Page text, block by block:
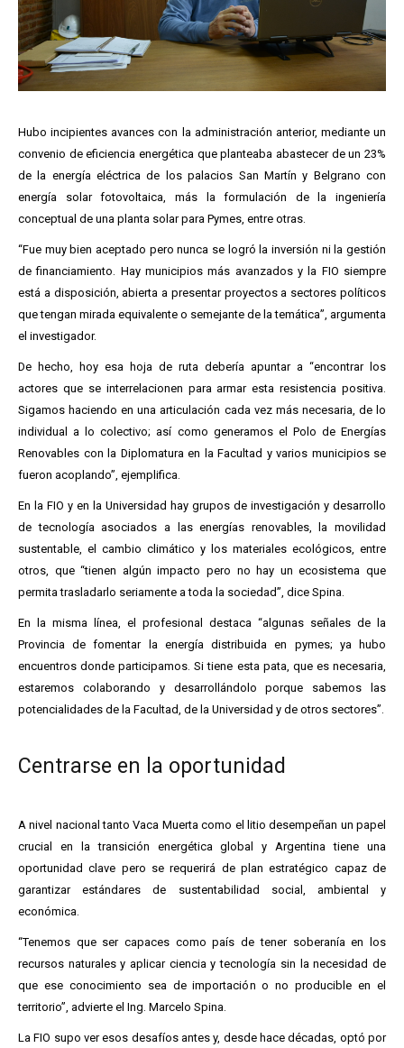
Hubo incipientes avances con la administración anterior, mediante un
convenio de eficiencia energética que planteaba abastecer de un 23%
de la energía eléctrica de los palacios San Martín y Belgrano con
energía solar fotovoltaica, más la formulación de la ingeniería
conceptual de una planta solar para Pymes, entre otras.
“Fue muy bien aceptado pero nunca se logró la inversión ni la gestión
de financiamiento. Hay municipios más avanzados y la FIO siempre
está a disposición, abierta a presentar proyectos a sectores políticos
que tengan mirada equivalente o semejante de la temática”, argumenta
el investigador.
De hecho, hoy esa hoja de ruta debería apuntar a “encontrar los
actores que se interrelacionen para armar esta resistencia positiva.
Sigamos haciendo en una articulación cada vez más necesaria, de lo
individual a lo colectivo; así como generamos el Polo de Energías
Renovables con la Diplomatura en la Facultad y varios municipios se
fueron acoplando”, ejemplifica.
En la FIO y en la Universidad hay grupos de investigación y desarrollo
de tecnología asociados a las energías renovables, la movilidad
sustentable, el cambio climático y los materiales ecológicos, entre
otros, que “tienen algún impacto pero no hay un ecosistema que
permita trasladarlo seriamente a toda la sociedad”, dice Spina.
En la misma línea, el profesional destaca “algunas señales de la
Provincia de fomentar la energía distribuida en pymes; ya hubo
encuentros donde participamos. Si tiene esta pata, que es necesaria,
estaremos colaborando y desarrollándolo porque sabemos las
potencialidades de la Facultad, de la Universidad y de otros sectores”.
Centrarse en la oportunidad
A nivel nacional tanto Vaca Muerta como el litio desempeñan un papel
crucial en la transición energética global y Argentina tiene una
oportunidad clave pero se requerirá de plan estratégico capaz de
garantizar estándares de sustentabilidad social, ambiental y
económica.
“Tenemos que ser capaces como país de tener soberanía en los
recursos naturales y aplicar ciencia y tecnología sin la necesidad de
que ese conocimiento sea de importación o no producible en el
territorio”, advierte el Ing. Marcelo Spina.
La FIO supo ver esos desafíos antes y, desde hace décadas, optó por